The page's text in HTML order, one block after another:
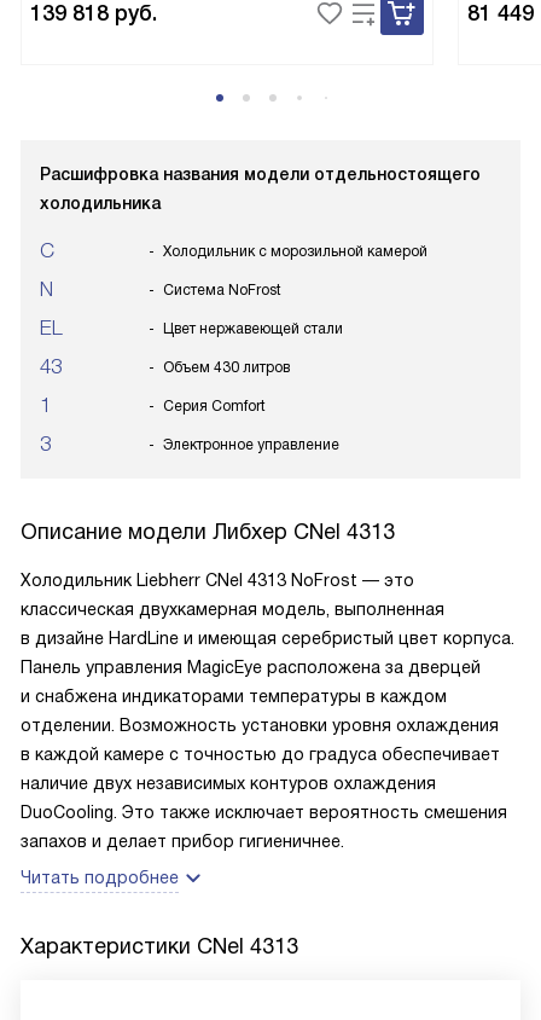
139 818 руб. 81 449
Расшифровка названия модели отдельностоящего
холодильника
C Холодильник с морозильной камерой
N Система NoFrost
EL Цвет нержавеющей стали
43 Объем 430 литров
1 Серия Comfort
3 Электронное управление
Описание модели Либхер CNel 4313
Холодильник Liebherr CNel 4313 NoFrost — это
классическая двухкамерная модель, выполненная
в дизайне HardLine и имеющая серебристый цвет корпуса.
Панель управления MagicEye расположена за дверцей
и снабжена индикаторами температуры в каждом
отделении. Возможность установки уровня охлаждения
в каждой камере с точностью до градуса обеспечивает
наличие двух независимых контуров охлаждения
DuoCooling. Это также исключает вероятность смешения
запахов и делает прибор гигиеничнее.
Читать подробнее
Характеристики CNel 4313